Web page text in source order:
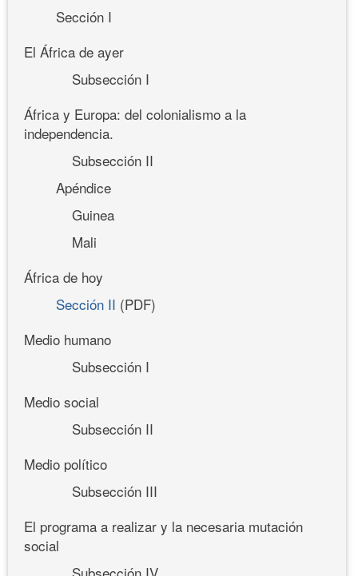
Sección I
El África de ayer
Subsección I
África y Europa: del colonialismo a la
independencia.
Subsección II
Apéndice
Guinea
Mali
África de hoy
Sección II (PDF)
Medio humano
Subsección I
Medio social
Subsección II
Medio político
Subsección III
El programa a realizar y la necesaria mutación
social
Subsección IV